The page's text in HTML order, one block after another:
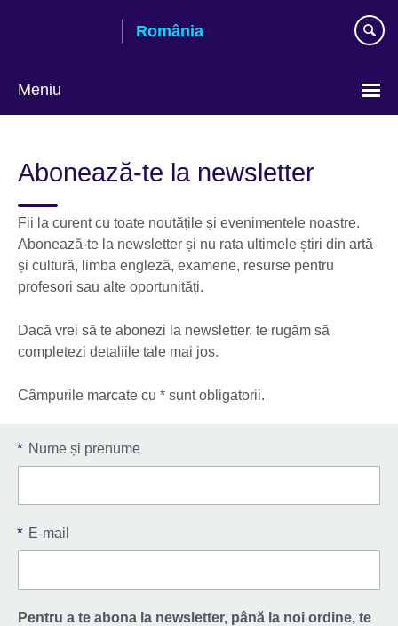
România
Meniu
Abonează-te la newsletter
Fii la curent cu toate noutățile și evenimentele noastre.
Abonează-te la newsletter și nu rata ultimele știri din artă
și cultură, limba engleză, examene, resurse pentru
profesori sau alte oportunități.
Dacă vrei să te abonezi la newsletter, te rugăm să
completezi detaliile tale mai jos.
Câmpurile marcate cu * sunt obligatorii.
* Nume și prenume
* E-mail
Pentru a te abona la newsletter, până la noi ordine, te